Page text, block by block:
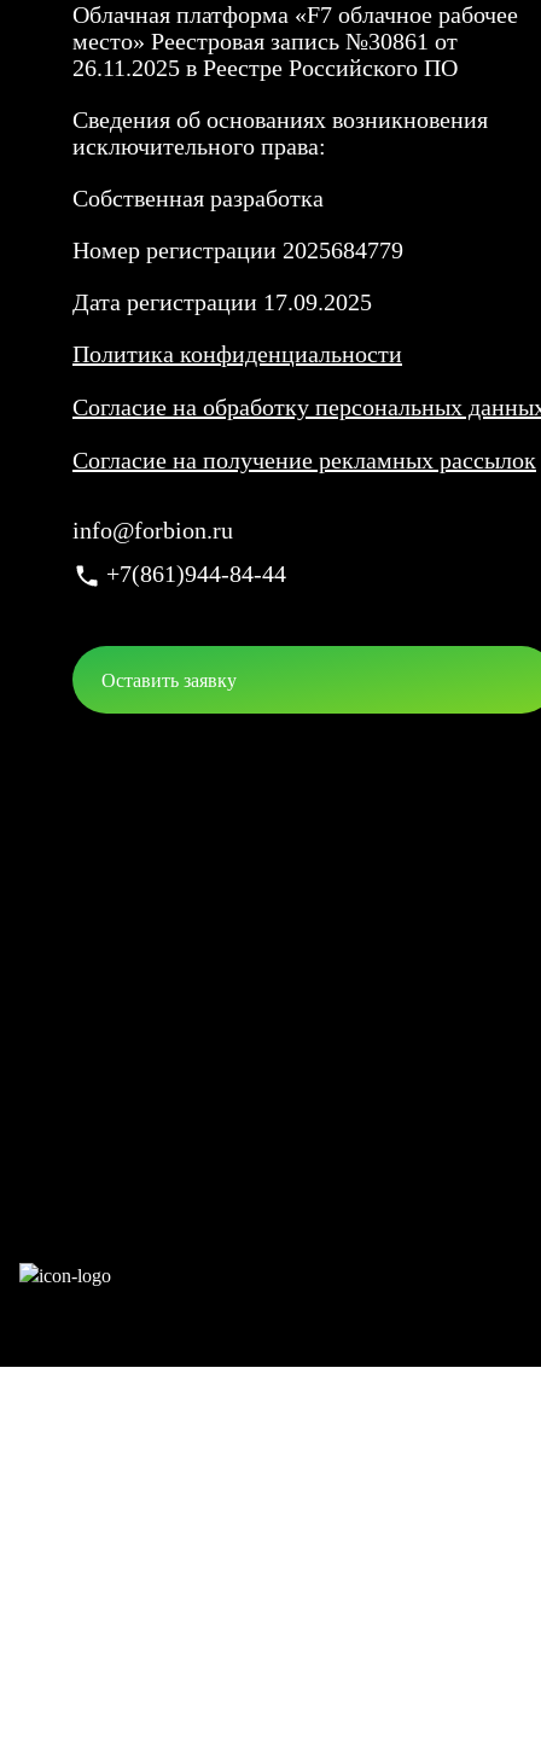
Облачная платформа «F7 облачное рабочее
место» Реестровая запись №30861 от
26.11.2025 в Реестре Российского ПО
Сведения об основаниях возникновения
исключительного права:
Собственная разработка
Номер регистрации 2025684779
Дата регистрации 17.09.2025
Политика конфиденциальности
Согласие на обработку персональных
Согласие на получение рекламных рассылок
info@forbion.ru
+7(861)944-84-44
Оставить заявку